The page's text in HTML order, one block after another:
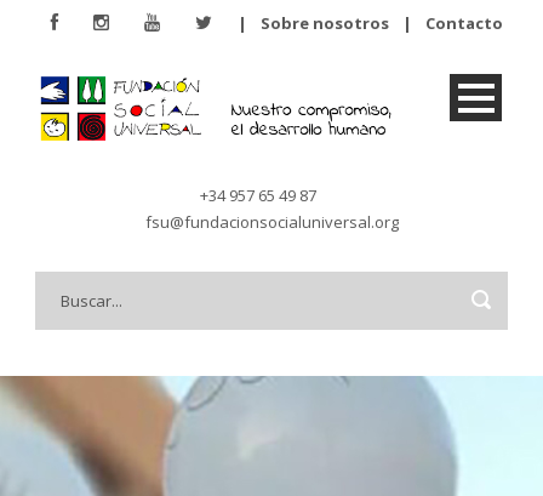
| Sobre nosotros | Contacto
+34 957 65 49 87
fsu@fundacionsocialuniversal.org